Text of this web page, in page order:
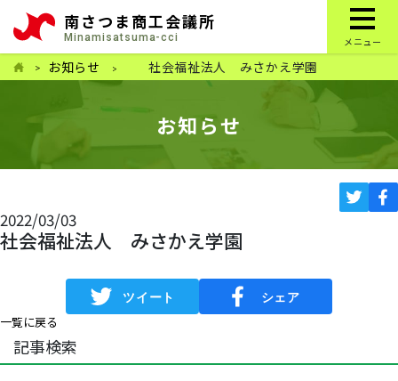
南さつま商工会議所
Minamisatsuma-cci メニュー
お知らせ 社会福祉法人 みさかえ学園
お知らせ
2022/03/03
社会福祉法人 みさかえ学園
一覧に戻る
記事検索